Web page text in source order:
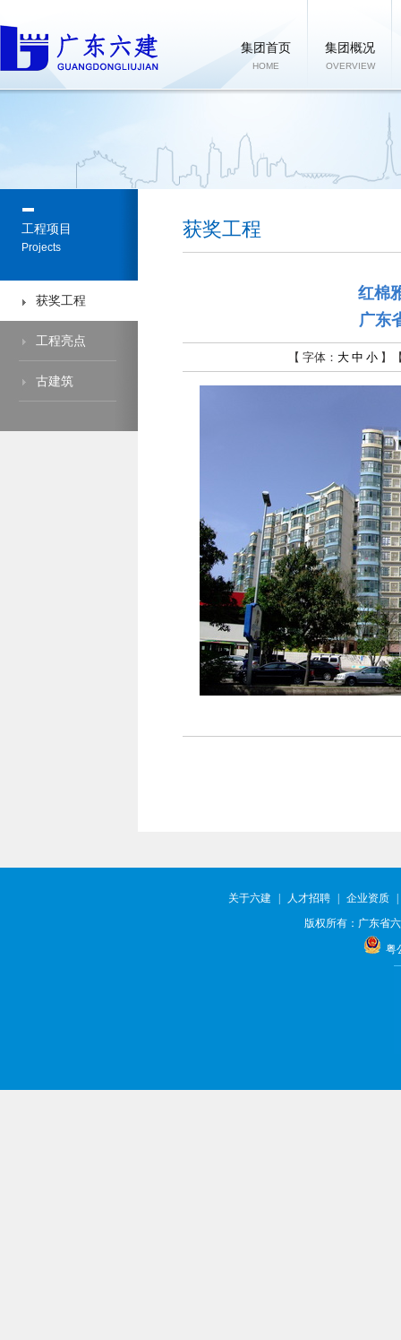
集团首页
HOME
集团概况
OVERVIEW
工程项目
Projects
获奖工程
工程亮点
古建筑
获奖工程
红棉
广东
【 字体： 大 中 小】
关于六建 人才招聘 企业资质
版权所有：广东省
粤